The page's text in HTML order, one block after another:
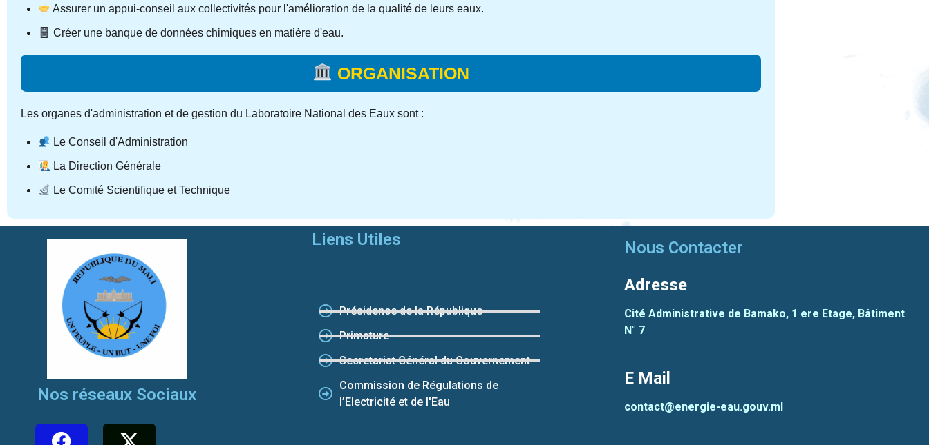
Assurer un appui-conseil aux collectivités pour l'amélioration de la qualité de leurs eaux.
Créer une banque de données chimiques en matière d'eau.
ORGANISATION
Les organes d'administration et de gestion du Laboratoire National des Eaux sont :
Le Conseil d'Administration
La Direction Générale
Le Comité Scientifique et Technique
Nos réseaux Sociaux
Liens Utiles
Présidence de la République
Primature
Secretariat Général du Gouvernement
Commission de Régulations de
l’Electricité et de l'Eau
Nous Contacter
Adresse
Cité Administrative de Bamako, 1 ere Etage, Bâtiment
N° 7
E Mail
contact@energie-eau.gouv.ml